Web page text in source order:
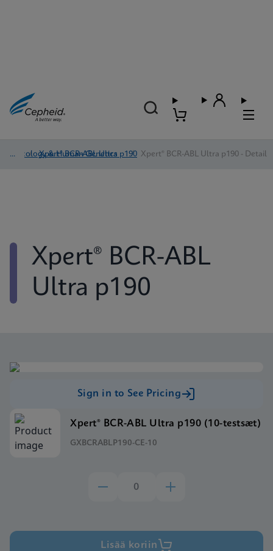
Oncology & Human Genetics
/ Xpert® BCR-ABL Ultra p190
/ Xpert® BCR-ABL Ultra p190 - Detail
Xpert® BCR-ABL
Ultra p190
Sign in to See Pricing
Xpert® BCR-ABL Ultra p190 (10-testsæt)
GXBCRABLP190-CE-10
Lisää koriin